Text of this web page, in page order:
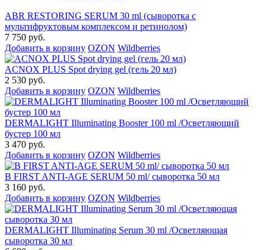
ABR RESTORING SERUM 30 ml (сыворотка с
мультифруктовым комплексом и ретинолом)
7 750 руб.
Добавить в корзину OZON Wildberries
ACNOX PLUS Spot drying gel (гель 20 мл)
2 530 руб.
Добавить в корзину OZON Wildberries
DERMALIGHT Illuminating Booster 100 ml /Осветляющий
бустер 100 мл
3 470 руб.
Добавить в корзину OZON Wildberries
B FIRST ANTI-AGE SERUM 50 ml/ сыворотка 50 мл
3 160 руб.
Добавить в корзину OZON Wildberries
DERMALIGHT Illuminating Serum 30 ml /Осветляющая
сыворотка 30 мл